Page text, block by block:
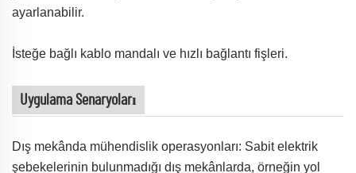
ayarlanabilir.
İsteğe bağlı kablo mandalı ve hızlı bağlantı fişleri.
Uygulama Senaryoları
Dış mekânda mühendislik operasyonları: Sabit elektrik
şebekelerinin bulunmadığı dış mekânlarda, örneğin yol